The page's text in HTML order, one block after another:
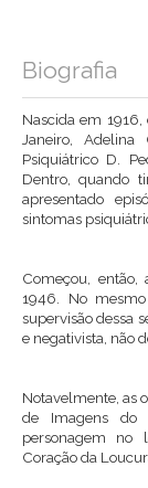
Biografia
Nascida em
Janeiro,
Psiquiátrico D.
Dentro, quando
apresentado
sintomas
Começou, então,
1946. No
supervisão dessa
e negativista, não
Notavelmente, as
de Imagens do
personagem no
Coração da